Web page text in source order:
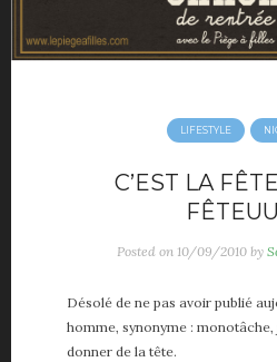
LIFESTYLE
C’EST LA
Posted on 10/09/2010 by
Désolé de ne pas avoir publié
homme, synonyme : monotâche,
donner de la tête.